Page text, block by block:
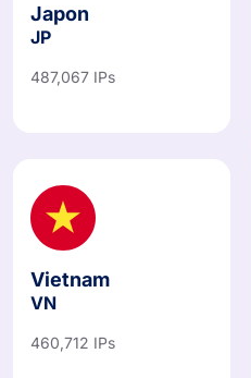
Japon
JP
487,067 IPs
Vietnam
VN
460,712 IPs